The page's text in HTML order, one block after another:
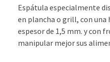
Espátula especialmente
en plancha o grill, con una
espesor de 1,5 mm. y con
manipular mejor sus